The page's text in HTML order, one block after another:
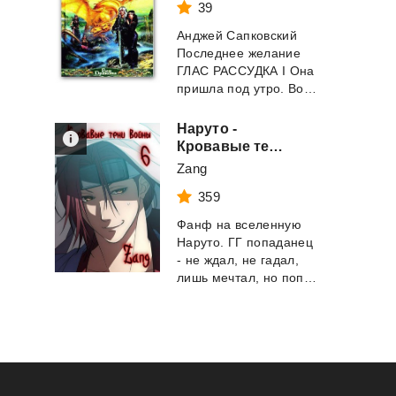
39
Анджей Сапковский
Последнее желание
ГЛАС РАССУДКА I Она
Наруто -
Кровавые тени войны
Zang
359
Фанф на вселенную
Наруто. ГГ попаданец
- не ждал, не гадал,